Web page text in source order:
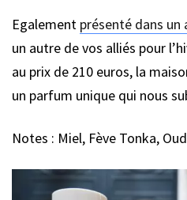
Egalement présenté dans un
un autre de vos alliés pour
au prix de 210 euros, la
un parfum unique qui nous
Notes : Miel, Fève Tonka,